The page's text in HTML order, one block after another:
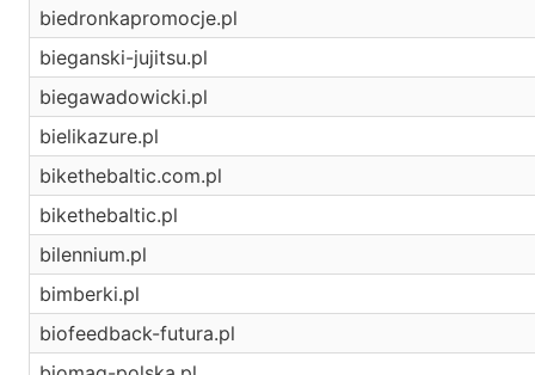
biedronkapromocje.pl
bieganski-jujitsu.pl
biegawadowicki.pl
bielikazure.pl
bikethebaltic.com.pl
bikethebaltic.pl
bilennium.pl
bimberki.pl
biofeedback-futura.pl